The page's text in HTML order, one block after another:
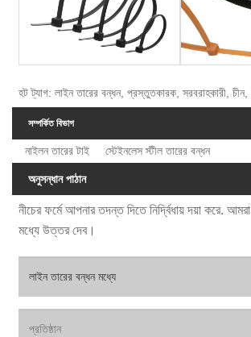
হট ট্যাগ: লাইন তারের বন্ধন, প্রস্তুতকারক, সরবরাহকারী, চীন,
সম্পর্কিত বিভাগ
নাইলন তারের টাই স্টেইনলেস স্টীল তারের বন্ধন
অনুসন্ধান পাঠান
নীচের ফর্মে আপনার তদন্ত দিতে নির্দ্বিধায় দয়া করে.
মধ্যে উত্তর দেব।